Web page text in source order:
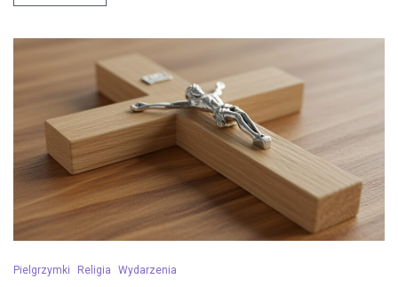
Pielgrzymki Religia Wydarzenia